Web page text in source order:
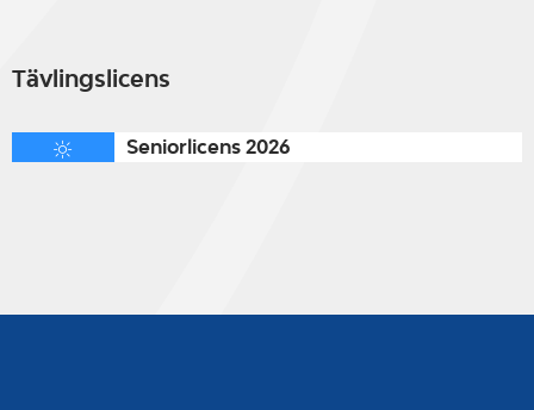
Tävlingslicens
Seniorlicens 2026